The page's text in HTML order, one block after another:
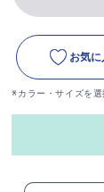
お気
※カラー・サイズを